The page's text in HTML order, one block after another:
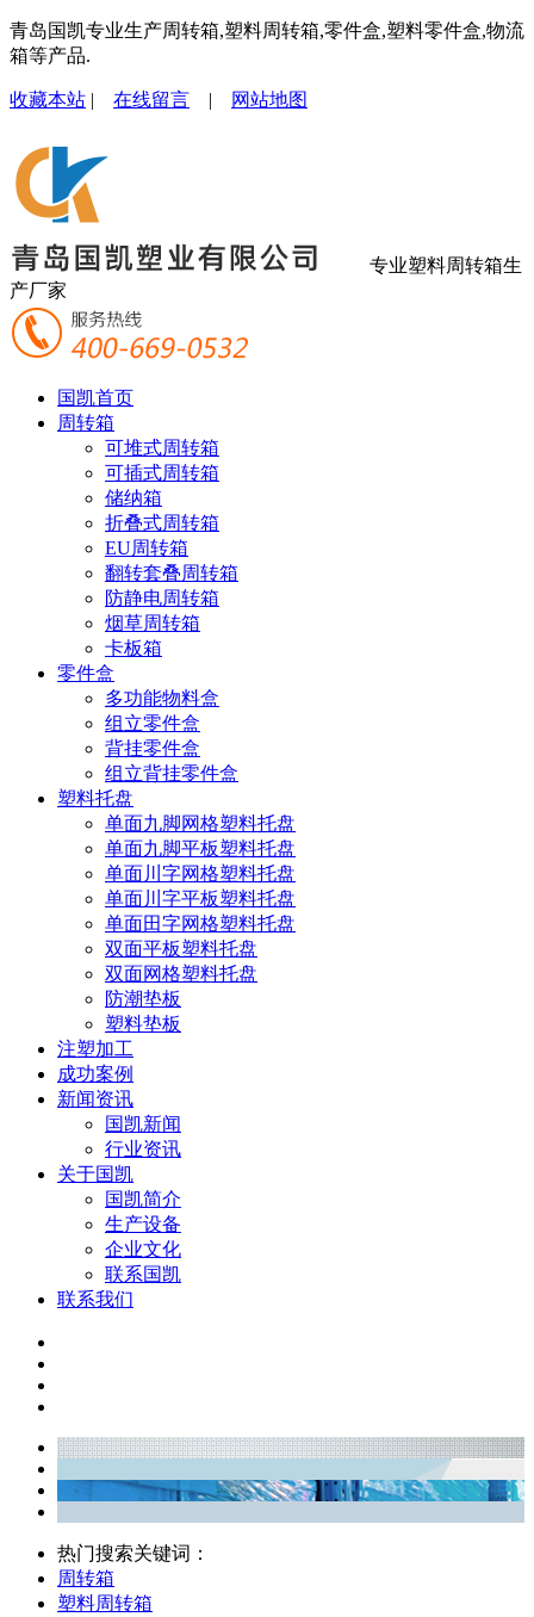
青岛国凯专业生产周转箱,塑料周转箱,零件盒,塑料零件盒,物流
箱等产品.
收藏本站 | 在线留言 | 网站地图
专业塑料周转箱生
产厂家
国凯首页
周转箱
可堆式周转箱
可插式周转箱
储纳箱
折叠式周转箱
EU周转箱
翻转套叠周转箱
防静电周转箱
烟草周转箱
卡板箱
零件盒
多功能物料盒
组立零件盒
背挂零件盒
组立背挂零件盒
塑料托盘
单面九脚网格塑料托盘
单面九脚平板塑料托盘
单面川字网格塑料托盘
单面川字平板塑料托盘
单面田字网格塑料托盘
双面平板塑料托盘
双面网格塑料托盘
防潮垫板
塑料垫板
注塑加工
成功案例
新闻资讯
国凯新闻
行业资讯
关于国凯
国凯简介
生产设备
企业文化
联系国凯
联系我们
热门搜索关键词：
周转箱
塑料周转箱